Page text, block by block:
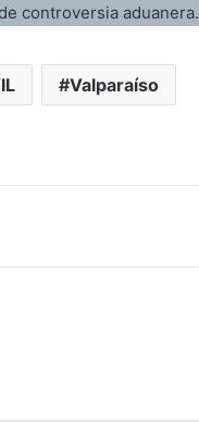
controversia aduanera.
Valparaíso